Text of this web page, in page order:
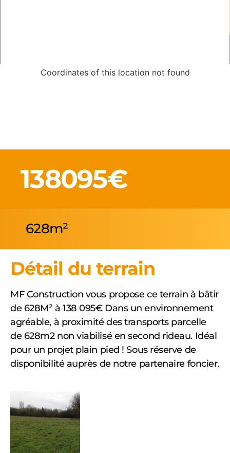
Coordinates of this location not found
138095€
628m²
Détail du terrain
MF Construction vous propose ce terrain à bâtir
de 628M² à 138 095€ Dans un environnement
agréable, à proximité des transports parcelle
de 628m2 non viabilisé en second rideau. Idéal
pour un projet plain pied ! Sous réserve de
disponibilité auprès de notre partenaire foncier.